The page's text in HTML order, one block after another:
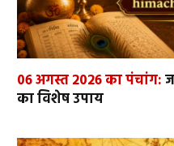
06 अगस्त 2026 का पंचांग:
का विशेष उपाय